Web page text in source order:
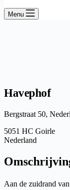
Menu
Havephof
Bergstraat 50,
5051 HC Goirle
Nederland
Aan de zuidrand